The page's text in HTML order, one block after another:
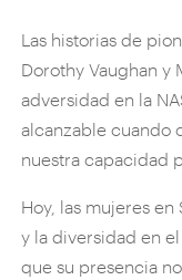
Las historias de
Dorothy Vaughan y
adversidad en la
alcanzable cuando
nuestra capacidad
Hoy, las mujeres
y la diversidad en
que su presencia